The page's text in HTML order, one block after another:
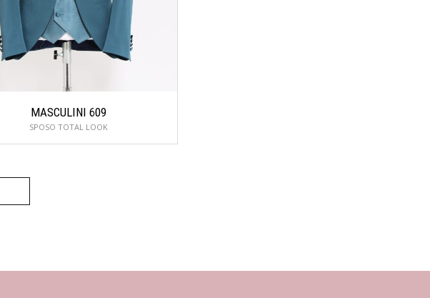
MASCULINI 609
SPOSO TOTAL LOOK